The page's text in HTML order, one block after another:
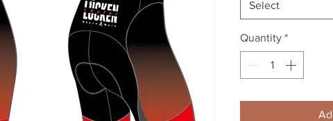
Select
Quantity *